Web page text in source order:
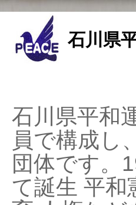
石川県
石川県平和
員で構成し
団体です。
て誕生 平和